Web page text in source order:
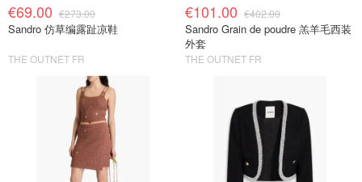
€69.00 €273.00
Sandro 仿草编露趾凉鞋
THE OUTNET FR
€101.00 €402.00
Sandro Grain de poudre 羔羊毛西装
外套
THE OUTNET FR